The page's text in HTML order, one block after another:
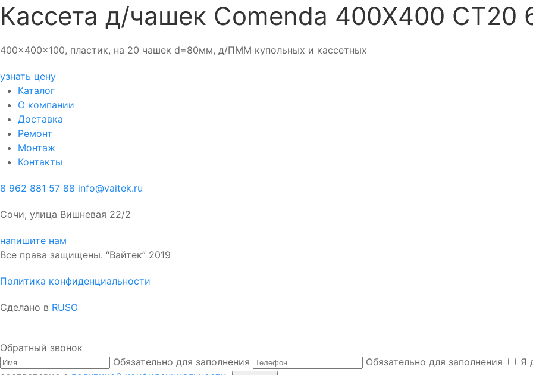
Кассета д/чашек Comenda 400Х400 CT20
400x400x100, пластик, на 20 чашек d=80мм, д/ПММ купольных и кассетных
узнать цену
Каталог
О компании
Доставка
Ремонт
Монтаж
Контакты
8 962 881 57 88 info@vaitek.ru
Сочи, улица Вишневая 22/2
напишите нам
Все права защищены. “Вайтек” 2019
Политика конфиденциальности
Сделано в RUSO
Обратный звонок
Обязательно для заполнения
Обязательно для заполнения
Я